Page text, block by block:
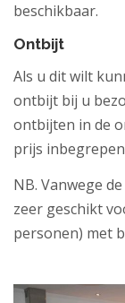
beschikbaar.
Ontbijt
Als u dit wilt
ontbijt bij u
ontbijten in de
prijs
NB. Vanwege
zeer geschikt
personen) met